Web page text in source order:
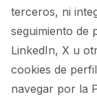
terceros, ni
seguimiento de
LinkedIn, X u
cookies de
navegar por la